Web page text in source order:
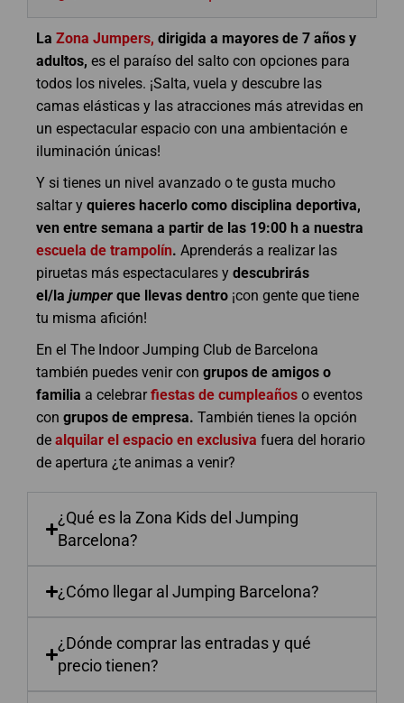
La Zona Jumpers, dirigida a mayores de 7 años y
adultos, es el paraíso del salto con opciones para
todos los niveles. ¡Salta, vuela y descubre las
camas elásticas y las atracciones más atrevidas en
un espectacular espacio con una ambientación e
iluminación únicas!
Y si tienes un nivel avanzado o te gusta mucho
saltar y quieres hacerlo como disciplina deportiva,
ven entre semana a partir de las 19:00 h a nuestra
escuela de trampolín. Aprenderás a realizar las
piruetas más espectaculares y descubrirás
el/la jumper que llevas dentro ¡con gente que tiene
tu misma afición!
En el The Indoor Jumping Club de Barcelona
también puedes venir con grupos de amigos o
familia a celebrarfiestas de cumpleaños o eventos
con grupos de empresa. También tienes la opción
de alquilar el espacio en exclusiva fuera del horario
de apertura ¿te animas a venir?
¿Qué es la Zona Kids del Jumping
Barcelona?
¿Cómo llegar al Jumping Barcelona?
¿Dónde comprar las entradas y qué
precio tienen?